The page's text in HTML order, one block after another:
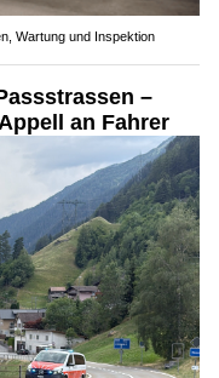
Wartung und Inspektion
–
an Fahrer